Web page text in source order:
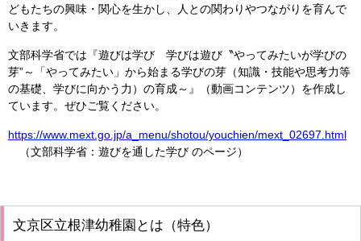
どもたちの興味・関心を生かし、人との関わりやつながりを育んで
いきます。
文部科学省では『遊びは学び 学びは遊び〝やってみたいが学びの
芽”～「やってみたい」から始まる学びの芽（知識・技能や思考力等
の基礎、学びに向かう力）の育成～』（動画コンテンツ）を作成し
ています。ぜひご覧ください。
https://www.mext.go.jp/a_menu/shotou/youchien/mext_02697.html
（文部科学省：遊びを通した学び のページ）
文京区立根津幼稚園とは（特色）